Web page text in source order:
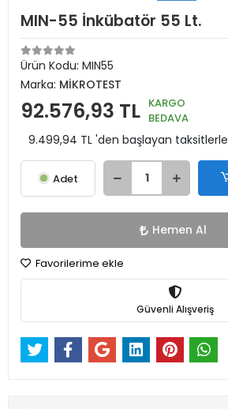
MIN-55 İnkübatör 55 Lt.
Ürün Kodu: MIN55
Marka: MİKROTEST
92.576,93 TL KARGO
BEDAVA
9.499,94 TL 'den başlayan taksitlerle
Adet
Hemen Al
Favorilerime ekle
Güvenli Alışveriş